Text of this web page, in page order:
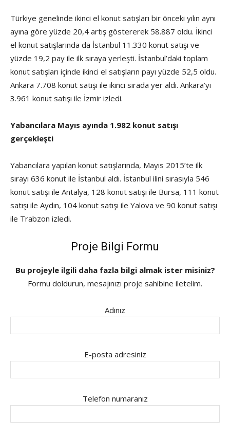
Türkiye genelinde ikinci el konut satışları bir önceki yılın aynı
ayına göre yüzde 20,4 artış göstererek 58.887 oldu. İkinci
el konut satışlarında da İstanbul 11.330 konut satışı ve
yüzde 19,2 pay ile ilk sıraya yerleşti. İstanbul’daki toplam
konut satışları içinde ikinci el satışların payı yüzde 52,5 oldu.
Ankara 7.708 konut satışı ile ikinci sırada yer aldı. Ankara’yı
3.961 konut satışı ile İzmir izledi.
Yabancılara Mayıs ayında 1.982 konut satışı
gerçekleşti
Yabancılara yapılan konut satışlarında, Mayıs 2015’te ilk
sırayı 636 konut ile İstanbul aldı. İstanbul ilini sırasıyla 546
konut satışı ile Antalya, 128 konut satışı ile Bursa, 111 konut
satışı ile Aydın, 104 konut satışı ile Yalova ve 90 konut satışı
ile Trabzon izledi.
Proje Bilgi Formu
Bu projeyle ilgili daha fazla bilgi almak ister misiniz?
Formu doldurun, mesajınızı proje sahibine iletelim.
Adınız
E-posta adresiniz
Telefon numaranız